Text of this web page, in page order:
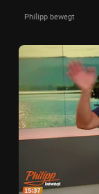
Philipp bewegt